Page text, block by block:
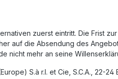
zuerst eintritt. Die Frist
auf die Absendung des
nicht mehr an seine
S.à r.l. et Cie, S.C.A., 22-24